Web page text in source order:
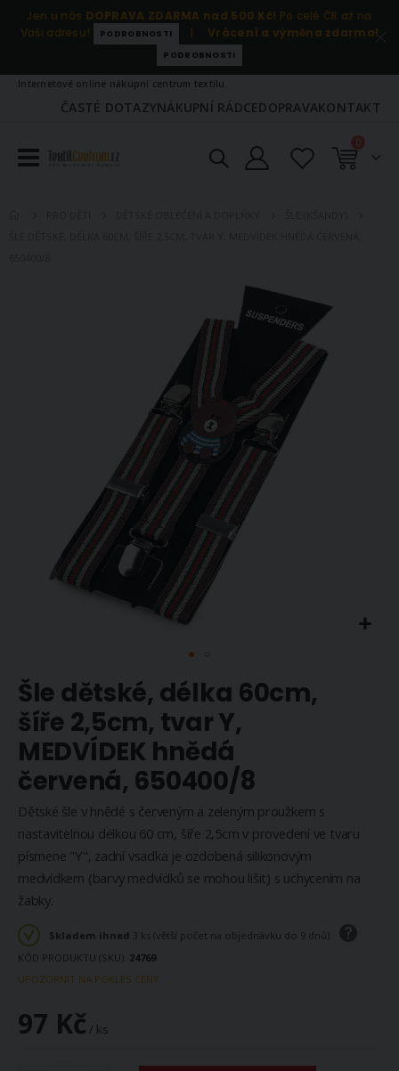
Jen u nás DOPRAVA ZDARMA nad 500 Kč! Po celé ČR až na
Vaši adresu!
PODROBNOSTI | Vrácení a výměna zdarma!
PODROBNOSTI
Internetové online nákupní centrum textilu.
ČASTÉ DOTAZYNÁKUPNÍ RÁDCEDOPRAVAKONTAKT
Košík
0položky
na
začátek
galerie
s
obrázky
Šle dětské, délka 60cm,
šíře 2,5cm, tvar Y,
MEDVÍDEK hnědá
červená, 650400/8
Dětské šle v hnědé s červeným a zeleným proužkem s
nastavitelnou délkou 60 cm, šíře 2,5cm v provedení ve tvaru
písmene "Y", zadní vsadka je ozdobená silikonovým
medvídkem (barvy medvídků se mohou lišit) s uchycením na
žabky.
Skladem ihned 3 ks (větší počet na objednávku do 9 dnů)
KÓD PRODUKTU (SKU) 24769
UPOZORNIT NA POKLES CENY
97 Kč / ks